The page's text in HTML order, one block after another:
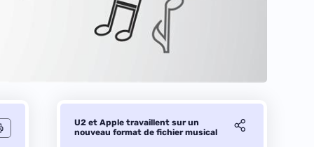
U2 et Apple travaillent sur un
nouveau format de fichier musical